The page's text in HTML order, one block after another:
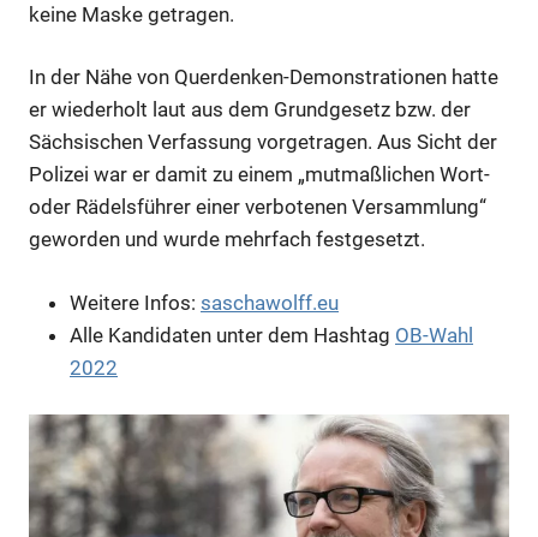
keine Maske getragen.
In der Nähe von Querdenken-Demonstrationen hatte
er wiederholt laut aus dem Grundgesetz bzw. der
Sächsischen Verfassung vorgetragen. Aus Sicht der
Polizei war er damit zu einem „mutmaßlichen Wort-
oder Rädelsführer einer verbotenen Versammlung“
geworden und wurde mehrfach festgesetzt.
Weitere Infos: saschawolff.eu
Alle Kandidaten unter dem Hashtag OB-Wahl
2022